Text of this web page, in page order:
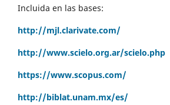
Incluida en las bases:
http://mjl.clarivate.com/
http://www.scielo.org.ar/scielo.php
https://www.scopus.com/
http://biblat.unam.mx/es/